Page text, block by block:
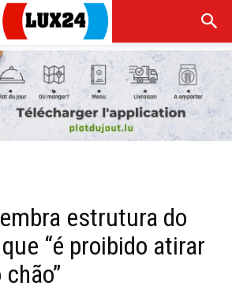
estrutura do
“é proibido atirar